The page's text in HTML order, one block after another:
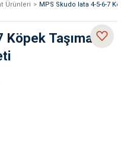
Ürünleri MPS Skudo Iata 4-5-6-7
Taşıma